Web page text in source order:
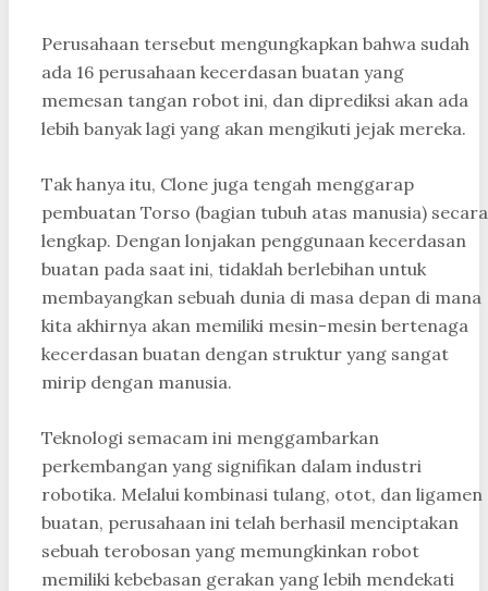
Perusahaan tersebut mengungkapkan bahwa sudah
ada 16 perusahaan kecerdasan buatan yang
memesan tangan robot ini, dan diprediksi akan ada
lebih banyak lagi yang akan mengikuti jejak mereka.
Tak hanya itu, Clone juga tengah menggarap
pembuatan Torso (bagian tubuh atas manusia) secara
lengkap. Dengan lonjakan penggunaan kecerdasan
buatan pada saat ini, tidaklah berlebihan untuk
membayangkan sebuah dunia di masa depan di mana
kita akhirnya akan memiliki mesin-mesin bertenaga
kecerdasan buatan dengan struktur yang sangat
mirip dengan manusia.
Teknologi semacam ini menggambarkan
perkembangan yang signifikan dalam industri
robotika. Melalui kombinasi tulang, otot, dan ligamen
buatan, perusahaan ini telah berhasil menciptakan
sebuah terobosan yang memungkinkan robot
memiliki kebebasan gerakan yang lebih mendekati